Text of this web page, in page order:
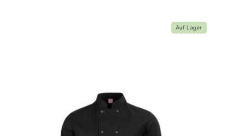
Auf Lager